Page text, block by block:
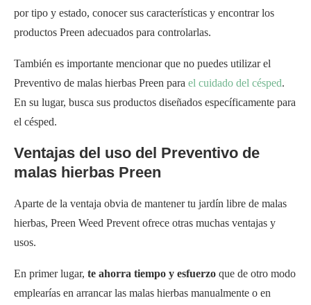
por tipo y estado, conocer sus características y encontrar los
productos Preen adecuados para controlarlas.
También es importante mencionar que no puedes utilizar el
Preventivo de malas hierbas Preen para el cuidado del césped.
En su lugar, busca sus productos diseñados específicamente para
el césped.
Ventajas del uso del Preventivo de
malas hierbas Preen
Aparte de la ventaja obvia de mantener tu jardín libre de malas
hierbas, Preen Weed Prevent ofrece otras muchas ventajas y
usos.
En primer lugar, te ahorra tiempo y esfuerzo que de otro modo
emplearías en arrancar las malas hierbas manualmente o en